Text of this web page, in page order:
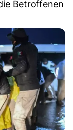
Betroffenen